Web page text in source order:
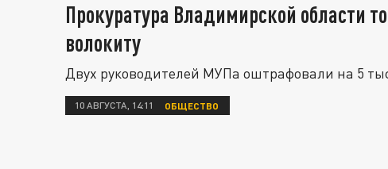
Прокуратура Владимирской области
волокиту
Двух руководителей МУПа оштрафовали на 5
10 АВГУСТА, 14:11 ОБЩЕСТВО